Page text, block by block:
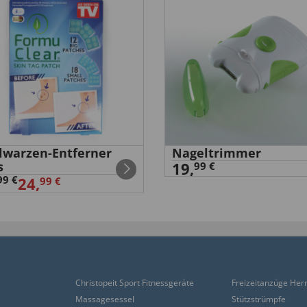
geht sehr
Entferner
€24,99 €
Nageltrimmer
19,99 €
Christopeit Sport Fitnessgeräte Freizeitanzüge
Massagesessel Stützstrümpfe